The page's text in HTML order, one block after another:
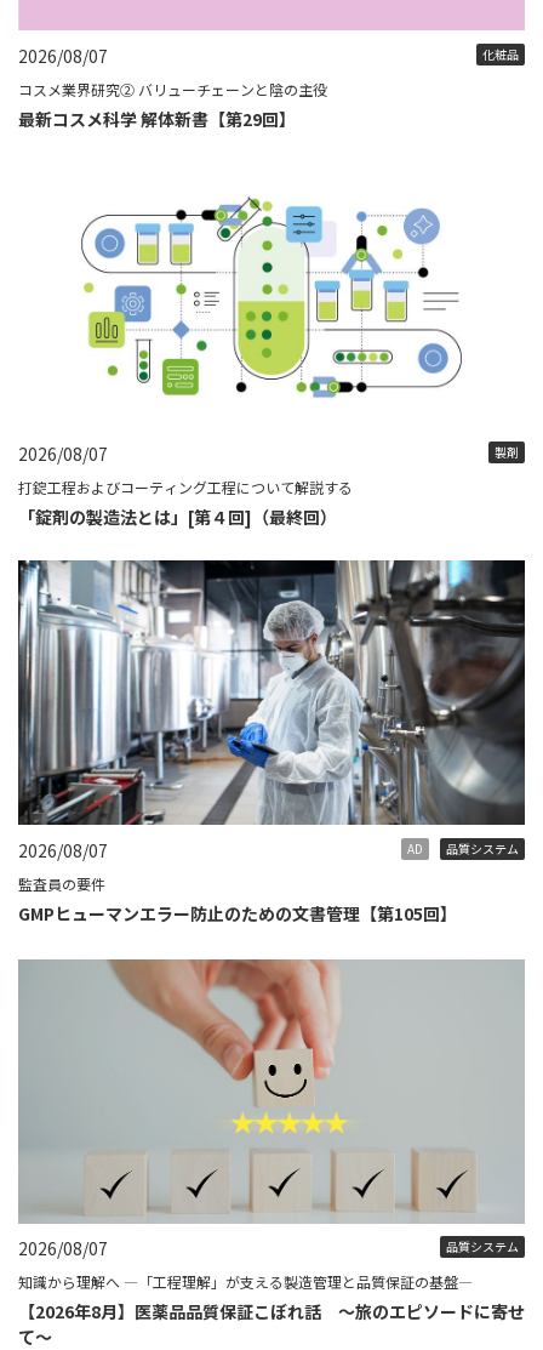
2026/08/07 化粧品
コスメ業界研究② バリューチェーンと陰の主役
最新コスメ科学 解体新書【第29回】
2026/08/07 製剤
打錠工程およびコーティング工程について解説する
「錠剤の製造法とは」[第４回]（最終回）
2026/08/07 AD 品質システム
監査員の要件
GMPヒューマンエラー防止のための文書管理【第105回】
2026/08/07 品質システム
知識から理解へ ―「工程理解」が支える製造管理と品質保証の基盤―
【2026年8月】医薬品品質保証こぼれ話 ～旅のエピソードに寄せ
て～